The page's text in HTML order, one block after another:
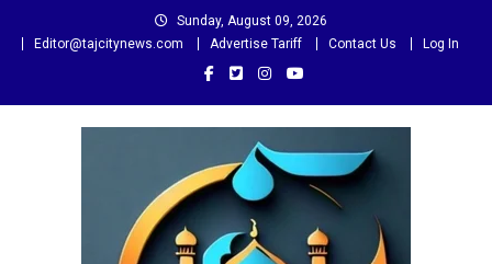
Sunday, August 09, 2026
Editor@tajcitynews.com
Advertise Tariff Contact Us Log In